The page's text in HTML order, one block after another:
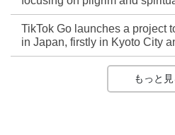
TikTok Go launches a project
in Japan, firstly in Kyoto City
もっと見